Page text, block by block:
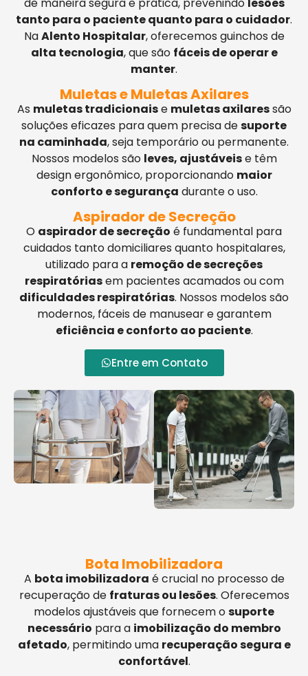
tanto para o paciente quanto para o cuidador.
NaAlento Hospitalar, oferecemos guinchos de
alta tecnologia, que são fáceis de operar e
manter.
Muletas e Muletas Axilares
As muletas tradicionaise muletas axilaressão
soluções eficazes para quem precisa desuporte
na caminhada, seja temporário ou permanente.
Nossos modelos são leves, ajustáveise têm
design ergonômico, proporcionando maior
conforto e segurança durante o uso.
Aspirador de Secreção
O aspirador de secreção é fundamental para
cuidados tanto domiciliares quanto hospitalares,
utilizado para a remoção de secreções
respiratóriasem pacientes acamados ou com
dificuldades respiratórias. Nossos modelos são
modernos, fáceis de manusear e garantem
eficiência e conforto ao paciente.
Entre em Contato
Bota Imobilizadora
A bota imobilizadora é crucial no processo de
recuperação de fraturas ou lesões. Oferecemos
modelos ajustáveis que fornecem osuporte
necessário para a imobilização do membro
afetado, permitindo uma recuperação segura e
confortável.